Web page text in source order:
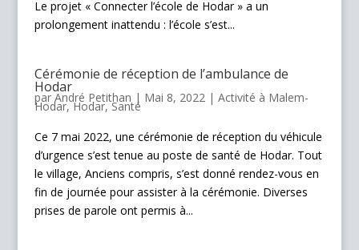
Le projet « Connecter l’école de Hodar » a un
prolongement inattendu : l’école s’est...
Cérémonie de réception de l’ambulance de
Hodar
par André Petithan | Mai 8, 2022| Activité à Malem-
Hodar,Hodar,Santé
Ce 7 mai 2022, une cérémonie de réception du véhicule
d’urgence s’est tenue au poste de santé de Hodar. Tout
le village, Anciens compris, s’est donné rendez-vous en
fin de journée pour assister à la cérémonie. Diverses
prises de parole ont permis à...